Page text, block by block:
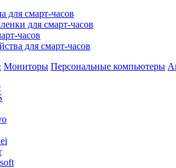
для смарт-часов
для смарт-часов
часов
для смарт-часов
Мониторы Персональные компьютеры